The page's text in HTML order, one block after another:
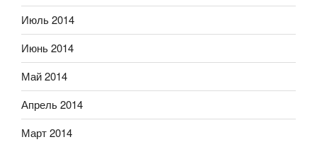
Июль 2014
Июнь 2014
Май 2014
Апрель 2014
Март 2014